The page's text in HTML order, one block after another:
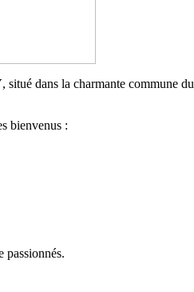
, situé dans la charmante commune du
bienvenus :
passionnés.